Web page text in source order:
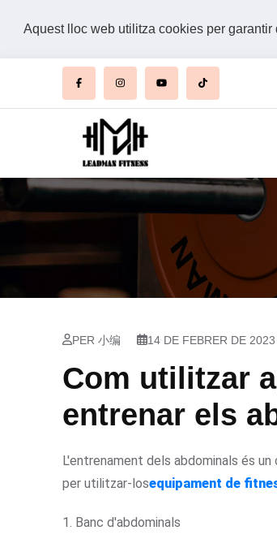
Aquest lloc web utilitza cookies per
PER 小编 14 DE FEBRER DE 2023
Com utilitzar
entrenar els
L'entrenament dels abdominals és
per utilitzar-losequipament de
1. Banc d'abdominals